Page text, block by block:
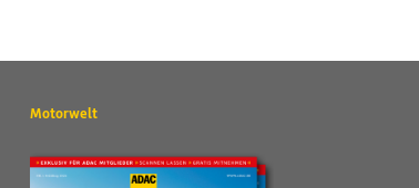
Motorwelt